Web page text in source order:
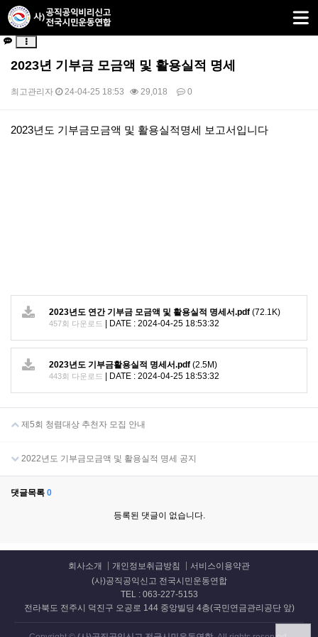
2023년 기부금 모금액 및 활용실적 명세
최고관리자 24-04-25 18:53 29,018 0
본문
2023년도 기부금모금액 및 활용실적명세 보고서입니다
2023년도 연간 기부금 모금액 및 활용실적 명세서.pdf (72.1K)
457회 다운로드 DATE : 2024-04-25 18:53:32
2023년도 기부금활용실적 명세서.pdf (2.5M)
443회 다운로드 DATE : 2024-04-25 18:53:32
제5회 청렴대상 추천자 모집 안내
2022년도 기부금모금액 및 활용실적 명세 공지
댓글목록 0
등록된 댓글이 없습니다.
회사소개 개인정보취급방침
서비스이용약관
(사)공직공익신고 전국시민운동연합
TEL : 063-227-5153
전라북도 전주시 덕진구 오공로 144 중앙빌딩 4층(국민연금관리공단 앞)